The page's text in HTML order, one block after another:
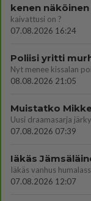
kenen näköinen
kaivattusi on ?
07.08.2026 16:24
Poliisi yritti
08.08.2026 21:05
Muistatko
07.08.2026 07:39
07.08.2026 12:07